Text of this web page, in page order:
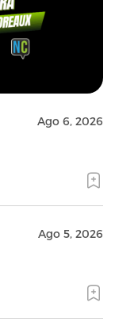
Ago 6, 2026
Ago 5, 2026